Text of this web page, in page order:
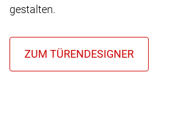
gestalten.